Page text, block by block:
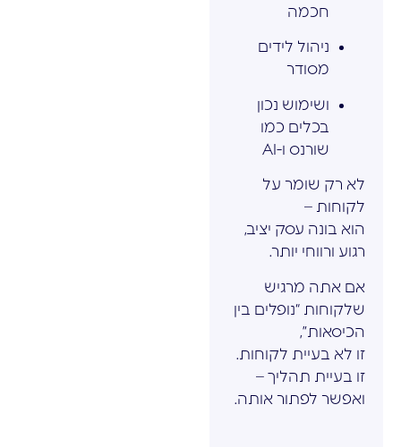
חכמה
ניהול לידים
מסודר
ושימוש נכון
בכלים כמו
שורנס ו-AI
לא רק שומר על
לקוחות –
הוא בונה עסק יציב,
רגוע ורווחי יותר.
אם אתה מרגיש
שלקוחות “נופלים בין
הכיסאות”,
זו לא בעיית לקוחות.
זו בעיית תהליך –
ואפשר לפתור אותה.